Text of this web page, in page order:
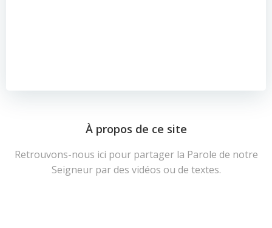
À propos de ce site
Retrouvons-nous ici pour partager la Parole de notre
Seigneur par des vidéos ou de textes.